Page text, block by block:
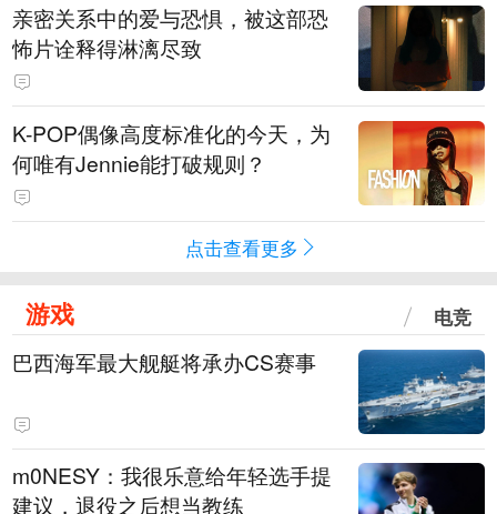
亲密关系中的爱与恐惧，被这部恐
怖片诠释得淋漓尽致
K-POP偶像高度标准化的今天，为
何唯有Jennie能打破规则？
点击查看更多
游戏 电竞
巴西海军最大舰艇将承办CS赛事
m0NESY：我很乐意给年轻选手提
建议，退役之后想当教练